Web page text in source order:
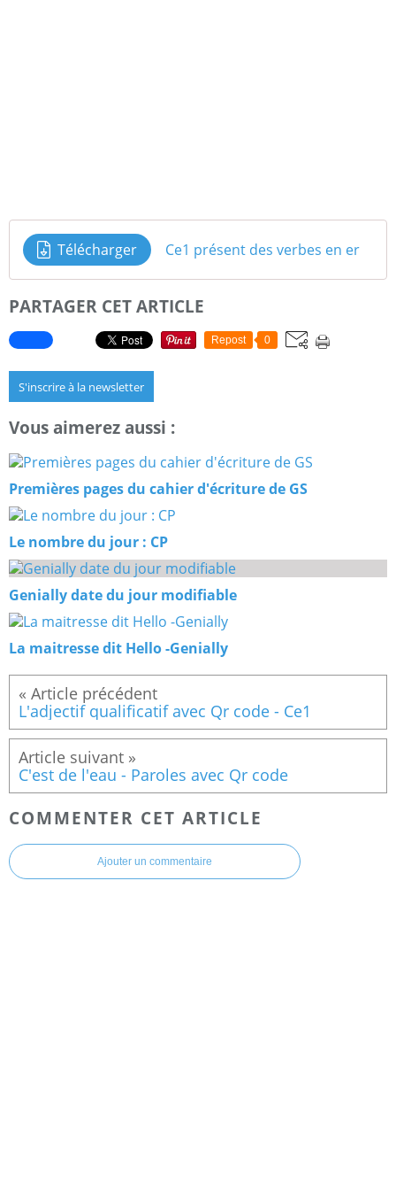
Télécharger Ce1 présent des verbes en er
PARTAGER CET ARTICLE
Repost 0
S'inscrire à la newsletter
Vous aimerez aussi :
Premières pages du cahier d'écriture de GS
Le nombre du jour : CP
Genially date du jour modifiable
La maitresse dit Hello -Genially
L'adjectif qualificatif avec Qr code - Ce1
C'est de l'eau - Paroles avec Qr code
COMMENTER CET ARTICLE
Ajouter un commentaire